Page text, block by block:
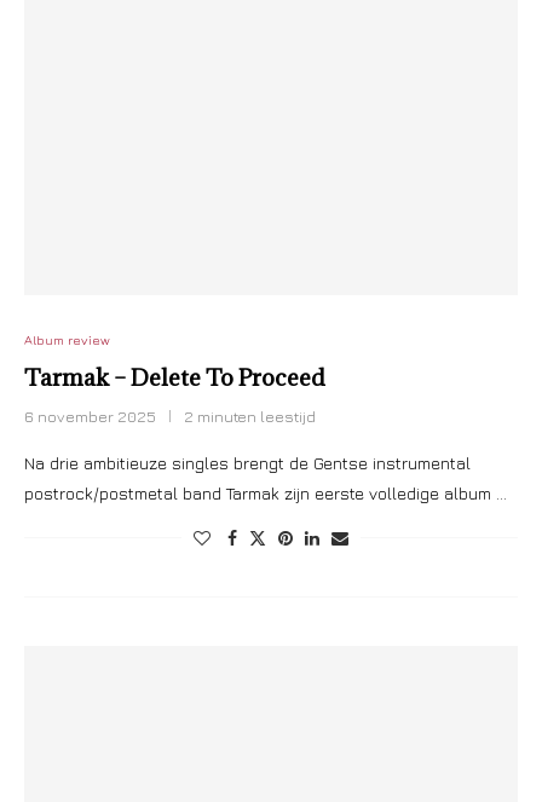
Album review
Tarmak – Delete To Proceed
6 november 2025 2 minuten leestijd
Na drie ambitieuze singles brengt de Gentse instrumental
postrock/postmetal band Tarmak zijn eerste volledige album …